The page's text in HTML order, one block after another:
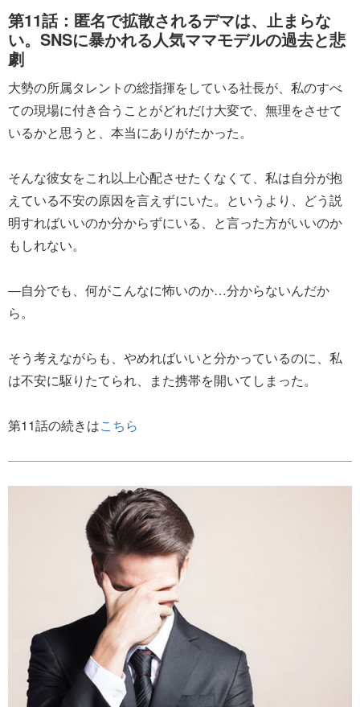
第11話：匿名で拡散されるデマは、止まらな
い。SNSに暴かれる人気ママモデルの過去と悲
劇
大勢の所属タレントの総指揮をしている社長が、私のすべ
ての現場に付き合うことがどれだけ大変で、無理をさせて
いるかと思うと、本当にありがたかった。
そんな彼女をこれ以上心配させたくなくて、私は自分が抱
えている不安の原因を言えずにいた。というより、どう説
明すればいいのか分からずにいる、と言った方がいいのか
もしれない。
―自分でも、何がこんなに怖いのか…分からないんだか
ら。
そう考えながらも、やめればいいと分かっているのに、私
は不安に駆りたてられ、また携帯を開いてしまった。
第11話の続きはこちら